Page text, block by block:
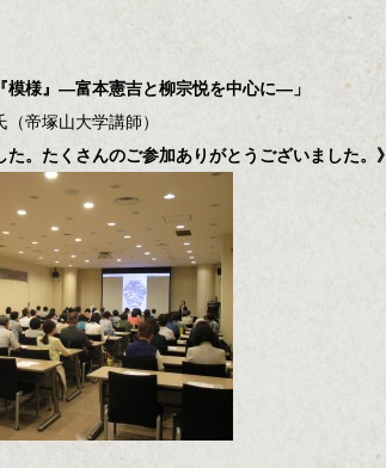
模様』―富本憲吉と柳宗悦を中心に―」
帝塚山大学講師）
た。たくさんのご参加ありがとうございました。》